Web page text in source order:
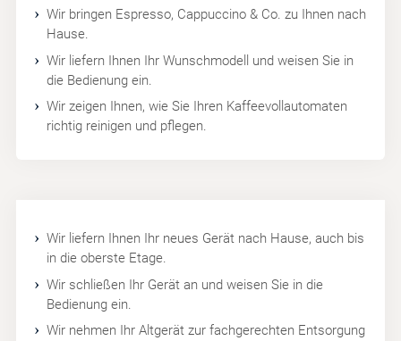
Wir bringen Espresso, Cappuccino & Co. zu Ihnen nach
Hause.
Wir liefern Ihnen Ihr Wunschmodell und weisen Sie in
die Bedienung ein.
Wir zeigen Ihnen, wie Sie Ihren Kaffeevollautomaten
richtig reinigen und pflegen.
Wir liefern Ihnen Ihr neues Gerät nach Hause, auch bis
in die oberste Etage.
Wir schließen Ihr Gerät an und weisen Sie in die
Bedienung ein.
Wir nehmen Ihr Altgerät zur fachgerechten Entsorgung